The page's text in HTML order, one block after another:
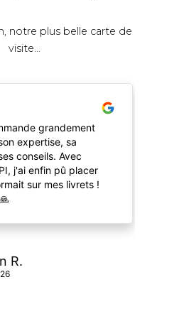
notre plus belle carte de
visite...
grandement
expertise, sa
conseils. Avec
j'ai enfin pû placer
sur mes livrets !
R.